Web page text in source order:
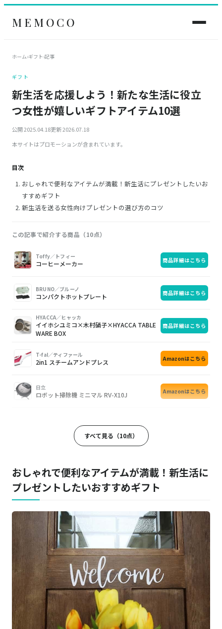
MEMOCO
ホーム›ギフト›記事
ギフト
新生活を応援しよう！新たな生活に役立
つ女性が嬉しいギフトアイテム10選
公開 2025.04.18更新 2026.07.18
本サイトはプロモーションが含まれています。
目次
おしゃれで便利なアイテムが満載！新生活にプレゼントしたいお
すすめギフト
新生活を送る女性向けプレゼントの選び方のコツ
この記事で紹介する商品（10点）
画
像
商
品
購
入
Toffy／トフィー
コーヒーメーカー 商品詳細はこちら
BRUNO／ブルーノ
コンパクトホットプレート 商品詳細はこちら
HYACCA／ヒャッカ
イイホシユミコ×木村硝子×HYACCA TABLE
WARE BOX
商品詳細はこちら
T-fal／ティファール
2in1 スチームアンドプレス Amazonはこちら
日立
ロボット掃除機 ミニマル RV-X10J Amazonはこちら
ハンドソープ ディスペンサー
ATEX／アテックス
プロもみ フットマッサージャー AX-HP117
スリッパ ローズ
ルームシューズ 楽天はこちら
JILLSTUART/ジルスチュアート
エレガンスフルール フェイスタオル 2枚セッ
ト
商品詳細はこちら
すべて見る（10点）
おしゃれで便利なアイテムが満載！新生活に
プレゼントしたいおすすめギフト